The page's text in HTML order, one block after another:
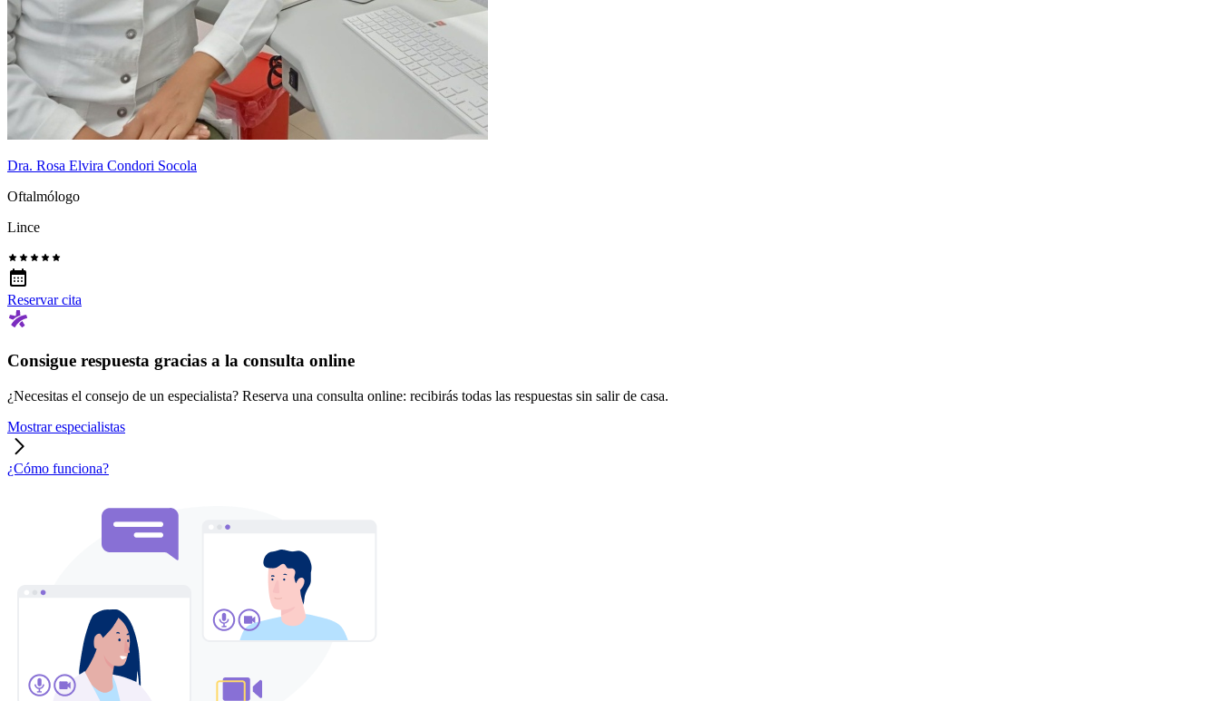
Dra. Rosa Elvira Condori Socola
Oftalmólogo
Lince
Reservar cita
Consigue respuesta gracias a la consulta online
¿Necesitas el consejo de un especialista? Reserva una consulta online: recibirás todas las respuestas sin salir de casa.
Mostrar especialistas
¿Cómo funciona?